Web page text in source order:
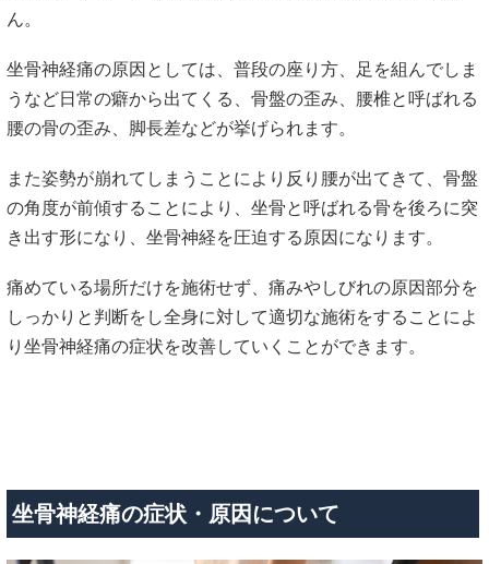
ん。
坐骨神経痛の原因としては、普段の座り方、足を組んでしま
うなど日常の癖から出てくる、骨盤の歪み、腰椎と呼ばれる
腰の骨の歪み、脚長差などが挙げられます。
また姿勢が崩れてしまうことにより反り腰が出てきて、骨盤
の角度が前傾することにより、坐骨と呼ばれる骨を後ろに突
き出す形になり、坐骨神経を圧迫する原因になります。
痛めている場所だけを施術せず、痛みやしびれの原因部分を
しっかりと判断をし全身に対して適切な施術をすることによ
り坐骨神経痛の症状を改善していくことができます。
坐骨神経痛の症状・原因について